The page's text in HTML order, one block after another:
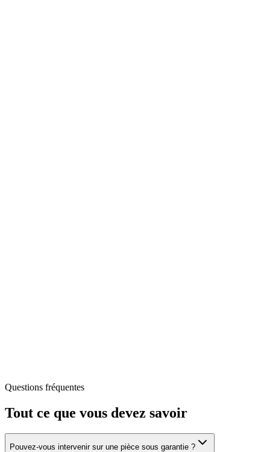
Questions fréquentes
Tout ce que vous devez savoir
Pouvez-vous intervenir sur une pièce sous garantie ?